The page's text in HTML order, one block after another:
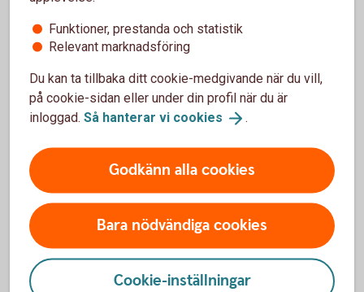
ansvariga tills bolaget är avregistrerat och alla skulder är
betalda. Därefter avslutas även F-skatt, moms och
arbetsgivaravgifter hos Skatteverket.
Behöver du hjälp med
juridiken?
Vi kan hjälpa dig med till exempel aktieägaravtal,
konsultavtal och anställningsavtal.
Juridiska tjänster förföretag
Funktioner, prestanda och statistik
Relevant marknadsföring
Du kan ta tillbaka ditt cookie-medgivande när du vill,
på cookie-sidan eller under din profil när du är
inloggad. Så hanterar vi cookies .
Godkänn alla cookies
Bara nödvändiga cookies
Cookie-inställningar